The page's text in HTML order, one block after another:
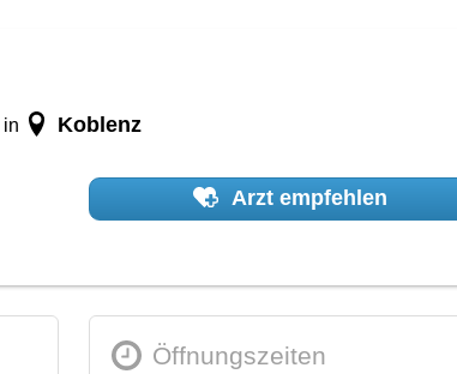
in Koblenz
Arzt empfehlen
Öffnungszeiten